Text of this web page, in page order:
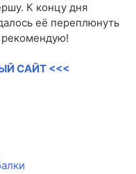
К концу дня
её переплюнуть
рекомендую!
САЙТ <<<